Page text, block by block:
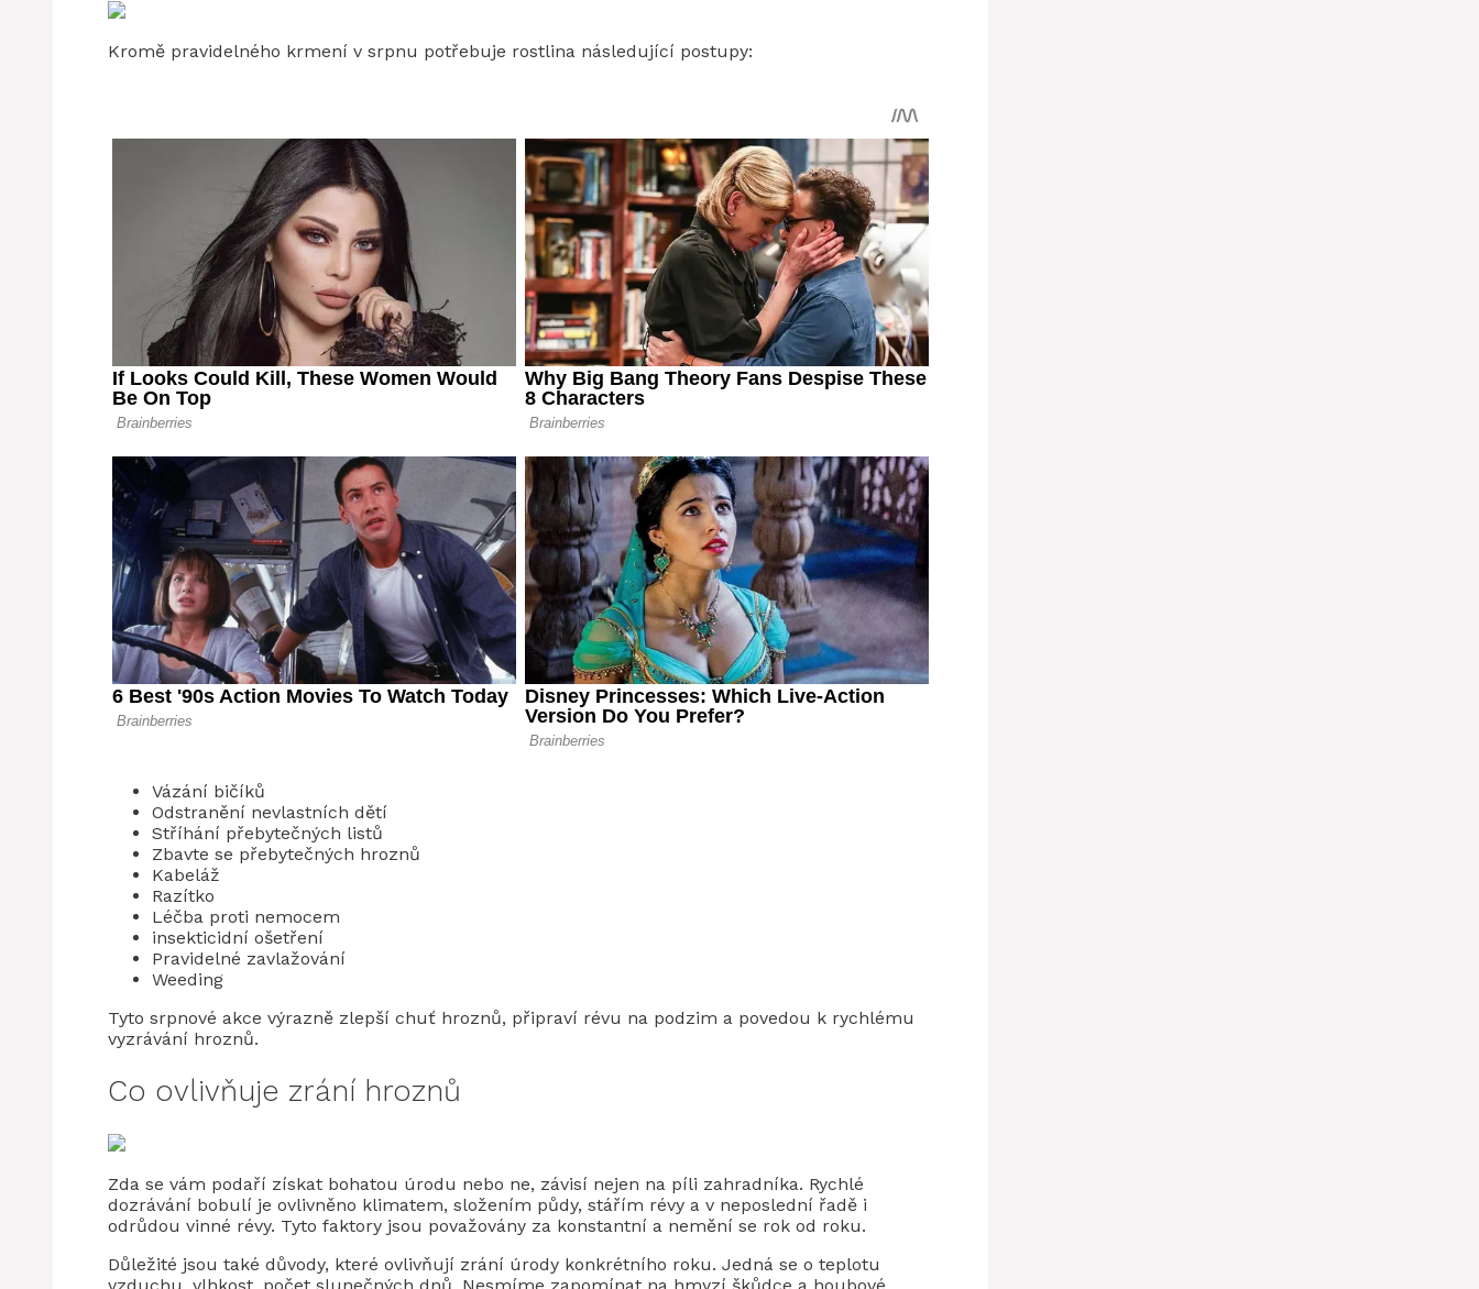
Kromě pravidelného krmení v srpnu potřebuje rostlina následující postupy:
Vázání bičíků
Odstranění nevlastních dětí
Stříhání přebytečných listů
Zbavte se přebytečných hroznů
Kabeláž
Razítko
Léčba proti nemocem
insekticidní ošetření
Pravidelné zavlažování
Weeding
Tyto srpnové akce výrazně zlepší chuť hroznů, připraví révu na podzim a povedou k rychlému
vyzrávání hroznů.
Co ovlivňuje zrání hroznů
Zda se vám podaří získat bohatou úrodu nebo ne, závisí nejen na píli zahradníka. Rychlé
dozrávání bobulí je ovlivněno klimatem, složením půdy, stářím révy a v neposlední řadě i
odrůdou vinné révy. Tyto faktory jsou považovány za konstantní a nemění se rok od roku.
Důležité jsou také důvody, které ovlivňují zrání úrody konkrétního roku. Jedná se o teplotu
vzduchu, vlhkost, počet slunečných dnů. Nesmíme zapomínat na hmyzí škůdce a houbové